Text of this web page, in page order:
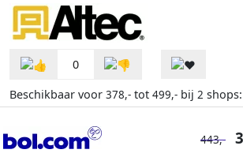
0
Beschikbaar voor 378,- tot 499,- bij 2 shops:
443,-